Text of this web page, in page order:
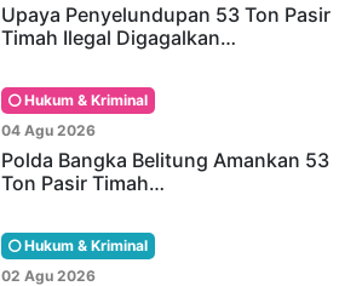
Upaya Penyelundupan 53 Ton Pasir
Timah Ilegal Digagalkan…
Hukum & Kriminal
04 Agu 2026
Polda Bangka Belitung Amankan 53
Ton Pasir Timah…
Hukum & Kriminal
02 Agu 2026